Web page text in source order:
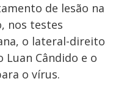
de lesão na
nos testes
o lateral-direito
Cândido e o
o vírus.